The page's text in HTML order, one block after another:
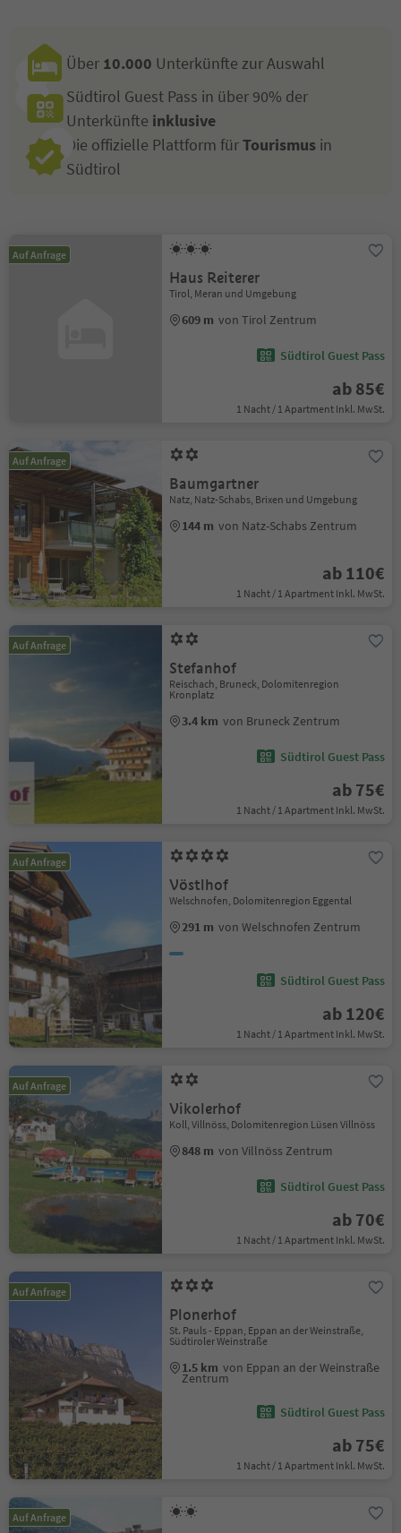
Über 10.000 Unterkünfte zur Auswahl
Südtirol Guest Pass in über 90% der
Unterkünfte inklusive
Die offizielle Plattform fürTourismus in
Südtirol
Auf Anfrage
Haus Reiterer
Tirol, Meran und Umgebung
609 m von Tirol Zentrum
Südtirol Guest Pass
ab 85€
1 Nacht / 1 Apartment Inkl. MwSt.
Auf Anfrage
Baumgartner
Natz, Natz-Schabs, Brixen und Umgebung
144 m von Natz-Schabs Zentrum
ab 110€
1 Nacht / 1 Apartment Inkl. MwSt.
Auf Anfrage
Stefanhof
Reischach, Bruneck, Dolomitenregion
Kronplatz
3.4 km von Bruneck Zentrum
Südtirol Guest Pass
ab 75€
1 Nacht / 1 Apartment Inkl. MwSt.
Auf Anfrage
Vöstlhof
Welschnofen, Dolomitenregion Eggental
291 m von Welschnofen Zentrum
Südtirol Guest Pass
ab 120€
1 Nacht / 1 Apartment Inkl. MwSt.
Auf Anfrage
Vikolerhof
Koll, Villnöss, Dolomitenregion Lüsen Villnöss
848 m von Villnöss Zentrum
Südtirol Guest Pass
ab 70€
1 Nacht / 1 Apartment Inkl. MwSt.
Auf Anfrage
Plonerhof
St. Pauls - Eppan, Eppan an der Weinstraße,
Südtiroler Weinstraße
1.5 km von Eppan an der Weinstraße
Zentrum
Südtirol Guest Pass
ab 75€
1 Nacht / 1 Apartment Inkl. MwSt.
Auf Anfrage